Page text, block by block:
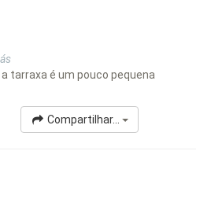
tarraxa é um pouco pequena
Compartilhar...